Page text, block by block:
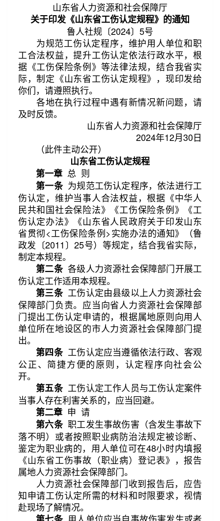
第2/42页
阅读更多
山东省人力资源和社会保障厅
关于印发《山东省工伤认定规程》的通知
鲁人社规〔2024〕5号
为规范工伤认定程序，维护用人单位和职
工合法权益，提升工伤认定依法行政水平，根
据《工伤保险条例》等法律法规，结合我省实
际，制定《山东省工伤认定规程》，现印发给
你们，请遵照执行。
各地在执行过程中遇有新情况新问题，请
及时反馈。
山东省人力资源和社会保障厅
2024年12月30日
（此件主动公开）
山东省工伤认定规程
第一章 总 则
第一条为规范工伤认定程序，依法进行工
伤认定，维护当事人合法权益，根据《中华人
民共和国社会保险法》《工伤保险条例》《工
伤认定办法》《山东省人民政府关于印发山东
省贯彻<工伤保险条例>实施办法的通知》（鲁
政发〔2011〕25号）等规定，结合我省实际，
制定本规程。
第二条各级人力资源社会保障部门开展工
伤认定工作适用本规程。
第三条工伤认定由县级以上人力资源社会
保障部门负责。应当向省人力资源社会保障部
门提出工伤认定申请的，根据属地原则向用人
单位所在地设区的市人力资源社会保障部门提
出。
第四条工伤认定应当遵循依法行政、客观
公正、简捷方便的原则，认定程序向社会公
开。
第五条工伤认定工作人员与工伤认定案件
当事人存在利害关系的，应当回避。
第二章 申 请
第六条职工发生事故伤害（含发生事故下
落不明）或者按照职业病防治法规定被诊断、
鉴定为职业病的，用人单位可在48小时内填报
《山东省工伤事故（职业病）登记表》，报告
属地人力资源社会保障部门。
人力资源社会保障部门收到报告后，应告
知申请工伤认定所需的材料和时限要求，视情
赴现场了解情况。